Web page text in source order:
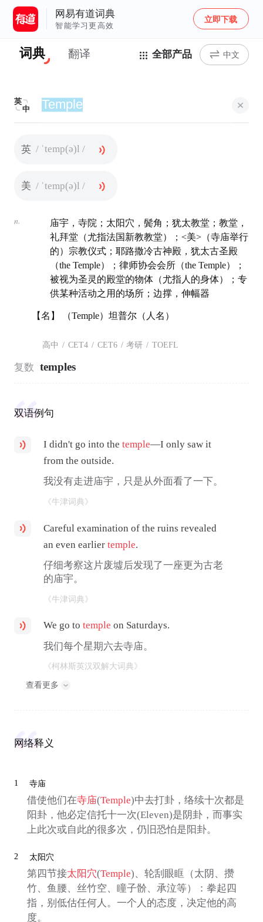
网易有道词典
智能学习更高效
立即下载
词典 翻译 全部产品 中文
英
中
英 / ˈtemp(ə)l /
美 / ˈtemp(ə)l /
n.
庙宇，寺院；太阳穴，鬓角；犹太教堂；教堂，
礼拜堂（尤指法国新教教堂）；<美>（寺庙举行
的）宗教仪式；耶路撒冷古神殿，犹太古圣殿
（the Temple）；律师协会会所（the Temple）；
被视为圣灵的殿堂的物体（尤指人的身体）；专
供某种活动之用的场所；边撑，伸幅器
【名】 （Temple）坦普尔（人名）
高中 / CET4 / CET6 / 考研 / TOEFL
复数 temples
双语例句
I didn't go into thetemple—I only saw it
from the outside.
我没有走进庙宇，只是从外面看了一下。
《牛津词典》
Careful examination of the ruins revealed
an even earliertemple.
仔细考察这片废墟后发现了一座更为古老
的庙宇。
《牛津词典》
We go totemple on Saturdays.
我们每个星期六去寺庙。
《柯林斯英汉双解大词典》
查看更多
网络释义
1 寺庙
借使他们在寺庙(Temple)中去打卦，络续十次都是
阳卦，他必定信托十一次(Eleven)是阴卦，而事实
上此次或自此的很多次，仍旧恐怕是阳卦。
2 太阳穴
第四节接太阳穴(Temple)、轮刮眼眶（太阴、攒
竹、鱼腰、丝竹空、瞳子骱、承泣等）：拳起四
指，别低估任何人。一个人的态度，决定他的高
度。